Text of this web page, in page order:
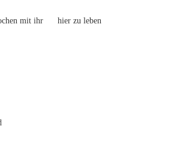
mit ihr hier zu leben